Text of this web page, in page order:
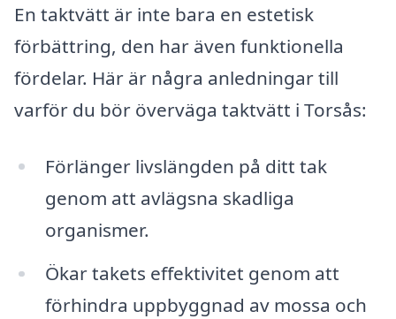
En taktvätt är inte bara en estetisk
förbättring, den har även funktionella
fördelar. Här är några anledningar till
varför du bör överväga taktvätt i Torsås:
Förlänger livslängden på ditt tak
genom att avlägsna skadliga
organismer.
Ökar takets effektivitet genom att
förhindra uppbyggnad av mossa och